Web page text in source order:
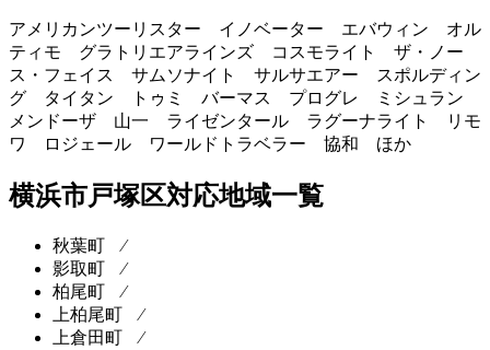
アメリカンツーリスター イノベーター エバウィン オル
ティモ グラトリエアラインズ コスモライト ザ・ノー
ス・フェイス サムソナイト サルサエアー スポルディン
グ タイタン トゥミ バーマス プログレ ミシュラン
メンドーザ 山一 ライゼンタール ラグーナライト リモ
ワ ロジェール ワールドトラベラー 協和 ほか
横浜市戸塚区対応地域一覧
秋葉町 ⁄
影取町 ⁄
柏尾町 ⁄
上柏尾町 ⁄
上倉田町 ⁄